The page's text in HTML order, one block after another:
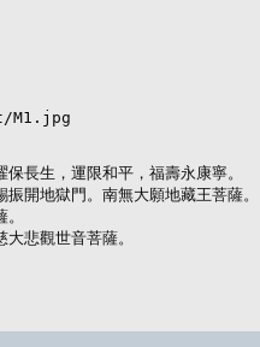
長生，運限和平，福壽永康寧。
開地獄門。南無大願地藏王菩薩。
悲觀世音菩薩。